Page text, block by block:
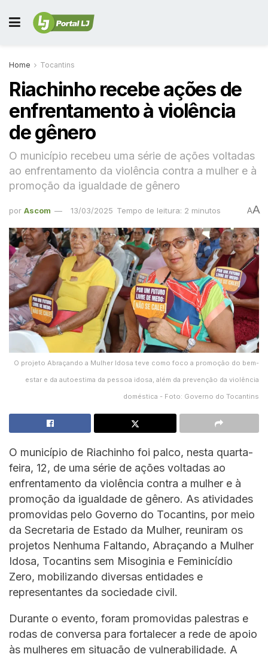
Home Tocantins
Riachinho recebe ações de
enfrentamento à violência
de gênero
O município recebeu uma série de ações voltadas
ao enfrentamento da violência contra a mulher e à
promoção da igualdade de gênero
por Ascom 13/03/2025 Tempo de leitura: 2 minutos AA
O projeto Abraçando a Mulher Idosa teve como foco a promoção do bem-
estar e da autoestima da pessoa idosa, além da prevenção da violência
doméstica - Foto: Governo do Tocantins
O município de Riachinho foi palco, nesta quarta-
feira, 12, de uma série de ações voltadas ao
enfrentamento da violência contra a mulher e à
promoção da igualdade de gênero. As atividades
promovidas pelo Governo do Tocantins, por meio
da Secretaria de Estado da Mulher, reuniram os
projetos Nenhuma Faltando, Abraçando a Mulher
Idosa, Tocantins sem Misoginia e Feminicídio
Zero, mobilizando diversas entidades e
representantes da sociedade civil.
Durante o evento, foram promovidas palestras e
rodas de conversa para fortalecer a rede de apoio
às mulheres em situação de vulnerabilidade. A